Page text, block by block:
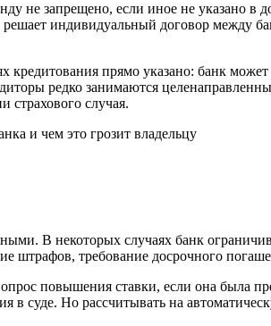
не запрещено, если иное не указано
решает индивидуальный договор между
прямо указано: банк
редко занимаются
страхового случая.
В некоторых случаях банк
штрафов, требование досрочного
повышения ставки, если она была
в суде. Но рассчитывать на